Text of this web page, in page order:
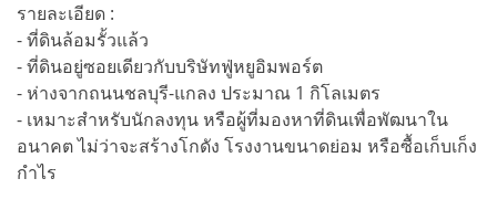
รายละเอียด :
- ที่ดินล้อมรั้วแล้ว
- ที่ดินอยู่ซอยเดียวกับบริษัทฟู่หยูอิมพอร์ต
- ห่างจากถนนชลบุรี-แกลง ประมาณ 1 กิโลเมตร
- เหมาะสำหรับนักลงทุน หรือผู้ที่มองหาที่ดินเพื่อพัฒนาใน
อนาคต ไม่ว่าจะสร้างโกดัง โรงงานขนาดย่อม หรือซื้อเก็บเก็ง
กำไร